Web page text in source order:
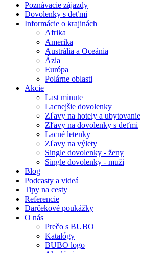
Poznávacie zájazdy
Dovolenky s deťmi
Informácie o krajinách
Afrika
Amerika
Austrália a Oceánia
Ázia
Európa
Polárne oblasti
Akcie
Last minute
Lacnejšie dovolenky
Zľavy na hotely a ubytovanie
Zľavy na dovolenky s deťmi
Lacné letenky
Zľavy na výlety
Single dovolenky - ženy
Single dovolenky - muži
Blog
Podcasty a videá
Tipy na cesty
Referencie
Darčekové poukážky
O nás
Prečo s BUBO
Katalógy
BUBO logo